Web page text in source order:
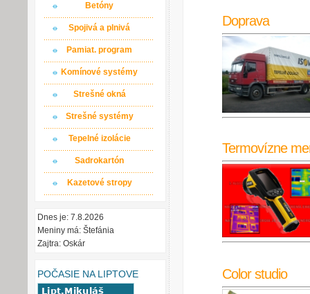
Betóny
Spojivá a plnivá
Pamiat. program
Komínové systémy
Strešné okná
Strešné systémy
Tepelné izolácie
Sadrokartón
Kazetové stropy
Dnes je: 7.8.2026
Meniny má: Štefánia
Zajtra: Oskár
POČASIE NA LIPTOVE
Doprava
Termovízne
Color studio